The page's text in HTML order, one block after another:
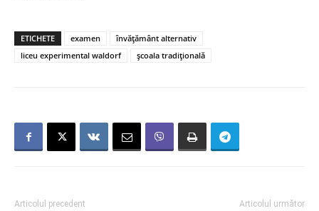
ETICHETE examen
învățământ alternativ
liceu experimental waldorf
școala tradițională
Articolul precedent Articolul următor